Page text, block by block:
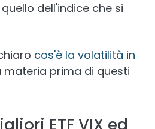
dell'indice che si
cos'è la volatilità in
materia prima di questi